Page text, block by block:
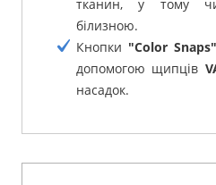
тканин, у тому
білизною.
Кнопки "Color Snaps"
допомогою щипців
насадок.